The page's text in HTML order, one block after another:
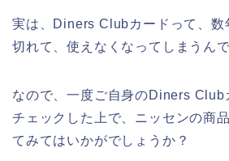
実は、Diners Clubカードって、数
切れて、使えなくなってしまうん
なので、一度ご自身のDiners Club
チェックした上で、ニッセンの商
てみてはいかがでしょうか？